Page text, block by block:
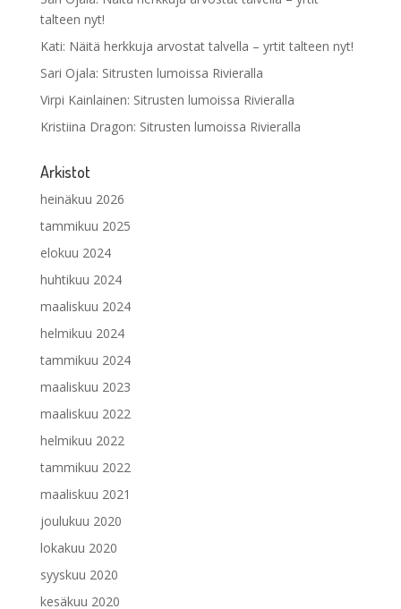
talteen nyt!
Kati: Näitä herkkuja arvostat talvella – yrtit talteen nyt!
Sari Ojala: Sitrusten lumoissa Rivieralla
Virpi Kainlainen: Sitrusten lumoissa Rivieralla
Kristiina Dragon: Sitrusten lumoissa Rivieralla
Arkistot
heinäkuu 2026
tammikuu 2025
elokuu 2024
huhtikuu 2024
maaliskuu 2024
helmikuu 2024
tammikuu 2024
maaliskuu 2023
maaliskuu 2022
helmikuu 2022
tammikuu 2022
maaliskuu 2021
joulukuu 2020
lokakuu 2020
syyskuu 2020
kesäkuu 2020